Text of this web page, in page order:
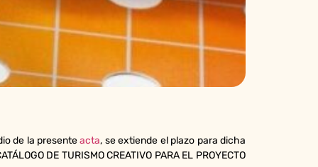
de la presenteacta, se extiende el plazo para dicha
DE TURISMO CREATIVO PARA EL PROYECTO